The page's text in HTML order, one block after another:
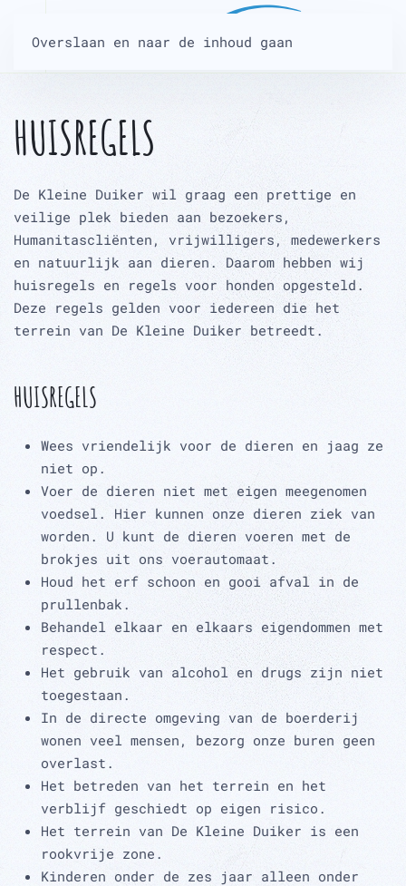
Overslaan en naar de inhoud gaan
HUISREGELS
De Kleine Duiker wil graag een prettige en
veilige plek bieden aan bezoekers,
Humanitascliënten, vrijwilligers, medewerkers
en natuurlijk aan dieren. Daarom hebben wij
huisregels en regels voor honden opgesteld.
Deze regels gelden voor iedereen die het
terrein van De Kleine Duiker betreedt.
HUISREGELS
Wees vriendelijk voor de dieren en jaag ze
niet op.
Voer de dieren niet met eigen meegenomen
voedsel. Hier kunnen onze dieren ziek van
worden. U kunt de dieren voeren met de
brokjes uit ons voerautomaat.
Houd het erf schoon en gooi afval in de
prullenbak.
Behandel elkaar en elkaars eigendommen met
respect.
Het gebruik van alcohol en drugs zijn niet
toegestaan.
In de directe omgeving van de boerderij
wonen veel mensen, bezorg onze buren geen
overlast.
Het betreden van het terrein en het
verblijf geschiedt op eigen risico.
Het terrein van De Kleine Duiker is een
rookvrije zone.
Kinderen onder de zes jaar alleen onder